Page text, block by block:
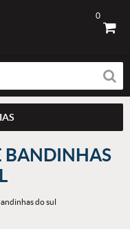
0
BANDINHAS
do sul